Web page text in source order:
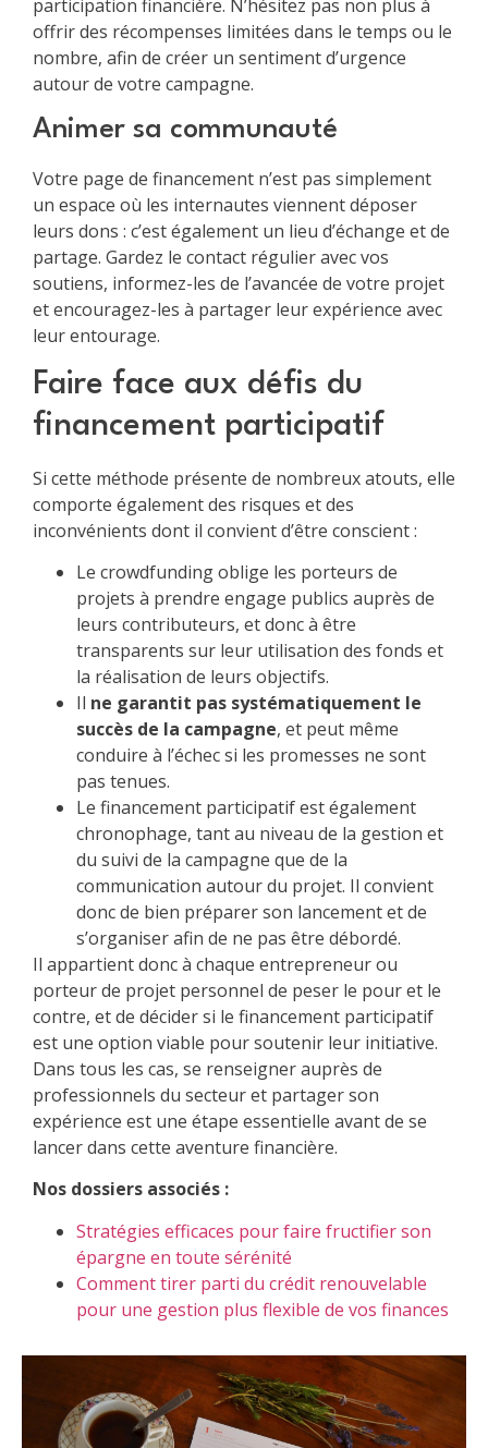
participation financière. N’hésitez pas non plus à
offrir des récompenses limitées dans le temps ou le
nombre, afin de créer un sentiment d’urgence
autour de votre campagne.
Animer sa communauté
Votre page de financement n’est pas simplement
un espace où les internautes viennent déposer
leurs dons : c’est également un lieu d’échange et de
partage. Gardez le contact régulier avec vos
soutiens, informez-les de l’avancée de votre projet
et encouragez-les à partager leur expérience avec
leur entourage.
Faire face aux défis du
financement participatif
Si cette méthode présente de nombreux atouts, elle
comporte également des risques et des
inconvénients dont il convient d’être conscient :
Le crowdfunding oblige les porteurs de
projets à prendre engage publics auprès de
leurs contributeurs, et donc à être
transparents sur leur utilisation des fonds et
la réalisation de leurs objectifs.
Il ne garantit pas systématiquement le
succès de la campagne, et peut même
conduire à l’échec si les promesses ne sont
pas tenues.
Le financement participatif est également
chronophage, tant au niveau de la gestion et
du suivi de la campagne que de la
communication autour du projet. Il convient
donc de bien préparer son lancement et de
s’organiser afin de ne pas être débordé.
Il appartient donc à chaque entrepreneur ou
porteur de projet personnel de peser le pour et le
contre, et de décider si le financement participatif
est une option viable pour soutenir leur initiative.
Dans tous les cas, se renseigner auprès de
professionnels du secteur et partager son
expérience est une étape essentielle avant de se
lancer dans cette aventure financière.
Nos dossiers associés :
Stratégies efficaces pour faire fructifier son
épargne en toute sérénité
Comment tirer parti du crédit renouvelable
pour une gestion plus flexible de vos finances